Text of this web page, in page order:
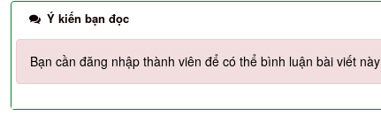
Ý kiến bạn đọc
Bạn cần đăng nhập thành viên để có thể bình luận bài viết này